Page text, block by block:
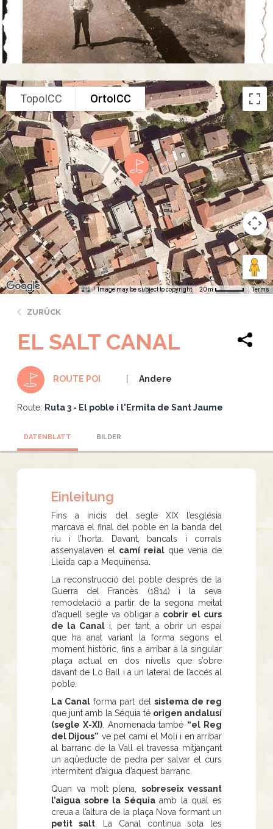
TopoICC OrtoICC
Image may be subject to copyright 20 m Terms
ZURÜCK
EL SALT CANAL
ROUTE POI Andere
Route: Ruta 3 - El poble i l'Ermita de Sant Jaume
DATENBLATT BILDER
Einleitung
Fins a inicis del segle XIX l’església
marcava el final del poble en la banda del
riu i l’horta. Davant, bancals i corrals
assenyalaven el camí reialque venia de
Lleida cap a Mequinensa.
La reconstrucció del poble després de la
Guerra del Francès (1814) i la seva
remodelació a partir de la segona meitat
d’aquell segle va obligar a cobrir el curs
de la Canal i, per tant, a obrir un espai
que ha anat variant la forma segons el
moment històric, fins a arribar a la singular
plaça actual en dos nivells que s’obre
davant de Lo Ball i a un lateral de l’accés al
poble.
La Canal forma part del sistema de reg
que junt amb la Séquia té origen andalusí
(segle X-XI). Anomenada també “el Reg
del Dijous” ve pel camí el Molí i en arribar
al barranc de la Vall el travessa mitjançant
un aqüeducte de pedra per salvar el curs
intermitent d’aigua d’aquest barranc.
Quan va molt plena,sobreseix vessant
l’aigua sobre la Séquiaamb la qual es
creua a l’altura de la plaça Nova formant un
petit salt. La Canal continua sota les